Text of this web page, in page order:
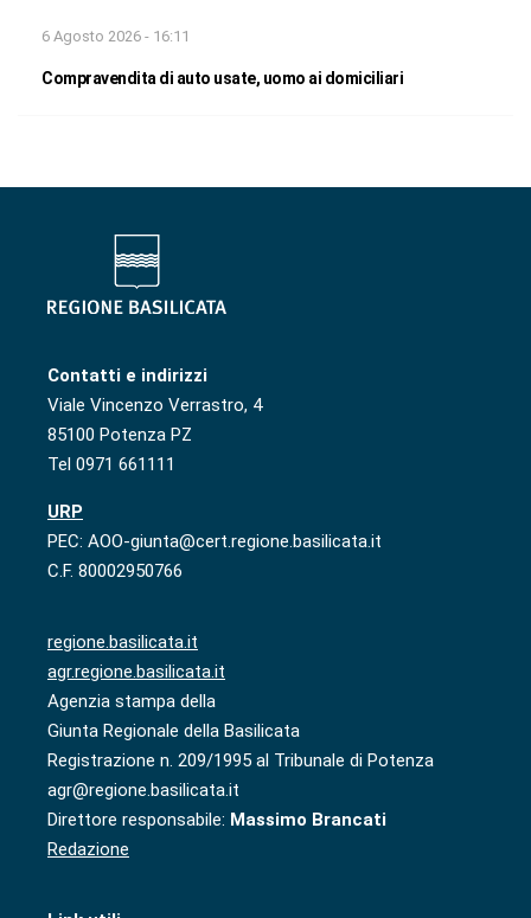
6 Agosto 2026 - 16:11
Compravendita di auto usate, uomo ai domiciliari
Contatti e indirizzi
Viale Vincenzo Verrastro, 4
85100 Potenza PZ
Tel 0971 661111
URP
PEC: AOO-giunta@cert.regione.basilicata.it
C.F. 80002950766
regione.basilicata.it
agr.regione.basilicata.it
Agenzia stampa della
Giunta Regionale della Basilicata
Registrazione n. 209/1995 al Tribunale di Potenza
agr@regione.basilicata.it
Direttore responsabile: Massimo Brancati
Redazione